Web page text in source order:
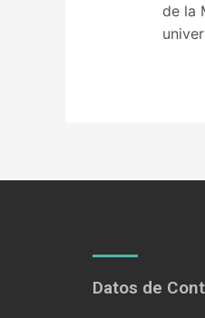
de la
Datos de